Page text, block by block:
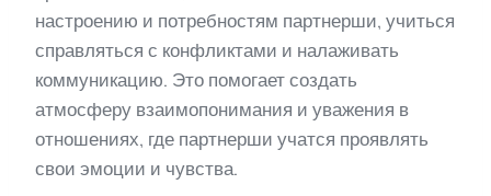
настроению и потребностям партнерши, учиться
справляться с конфликтами и налаживать
коммуникацию. Это помогает создать
атмосферу взаимопонимания и уважения в
отношениях, где партнерши учатся проявлять
свои эмоции и чувства.